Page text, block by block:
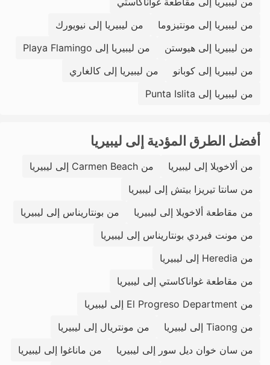
من ليبيريا إلى مونتيزوما
من ليبيريا إلى نيويورك
من ليبيريا إلى هيوستن
من ليبيريا إلى Playa Flamingo
من ليبيريا إلى كوبانو
من ليبيريا إلى كالغاري
من ليبيريا إلى Punta Islita
أفضل الطرق المؤدية إلى ليبيريا
من ألاخويلا إلى ليبيريا
من Carmen Beach إلى ليبيريا
من سانتا تيريزا بيتش إلى ليبيريا
من مقاطعة ألاخويلا إلى ليبيريا
من بونتاريناس إلى ليبيريا
من مونت فيردي بونتاريناس إلى ليبيريا
من Heredia إلى ليبيريا
من مقاطعة غواناكاستي إلى ليبيريا
من El Progreso Department إلى ليبيريا
من Tiaong إلى ليبيريا
من مونتريال إلى ليبيريا
من سان خوان ديل سور إلى ليبيريا
من ماناغوا إلى ليبيريا